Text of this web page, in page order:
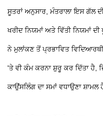
ਸੂਤਰਾਂ ਅਨੁਸਾਰ, ਮੰਤਰਾਲਾ ਇਸ ਗੱਲ
ਖਰੀਦ ਨਿਯਮਾਂ ਅਤੇ ਵਿੱਤੀ ਨਿਯਮਾਂ
ਨੇ ਮੁਲਾਂਕਣ ਤੋਂ ਪ੍ਰਭਾਵਿਤ
'ਤੇ ਵੀ ਕੰਮ ਕਰਨਾ ਸ਼ੁਰੂ ਕਰ ਦਿੱਤਾ ਹੈ,
ਕਾਉਂਸਲਿੰਗ ਦਾ ਸਮਾਂ ਵਧਾਉਣਾ ਸ਼ਾਮਲ